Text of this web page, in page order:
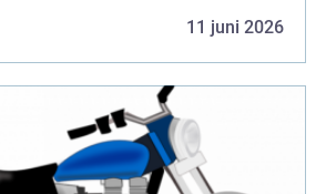
11 juni 2026